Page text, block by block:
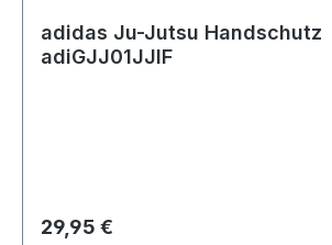
adidas Ju-Jutsu Handschutz
adiGJJ01JJIF
Regulärer Preis:
29,95 €